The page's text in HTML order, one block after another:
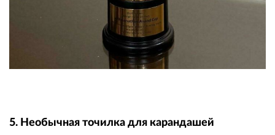
5. Необычная точилка для карандашей